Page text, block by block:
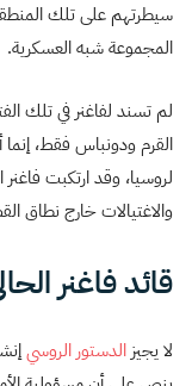
سيطرتهم على تلك
المجموعة شبه العسكرية.
لم تسند لفاغنر في تلك
القرم ودونباس فقط،
لروسيا، وقد ارتكبت
والاغتيالات خارج نطاق
قائد فاغنر
لا يجيز الدستور الروسي